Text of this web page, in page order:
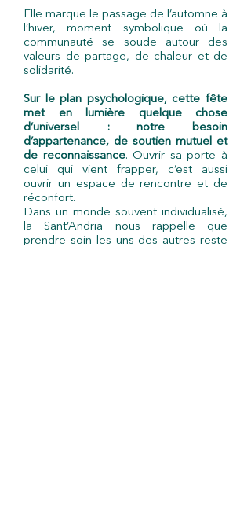
Elle marque le passage de l’automne à
l’hiver, moment symbolique où la
communauté se soude autour des
valeurs de partage, de chaleur et de
solidarité.
Sur le plan psychologique, cette fête
met en lumière quelque chose
d’universel : notre besoin
d’appartenance, de soutien mutuel et
de reconnaissance. Ouvrir sa porte à
celui qui vient frapper, c’est aussi
ouvrir un espace de rencontre et de
réconfort.
Dans un monde souvent individualisé,
la Sant’Andria nous rappelle que
prendre soin les uns des autres reste